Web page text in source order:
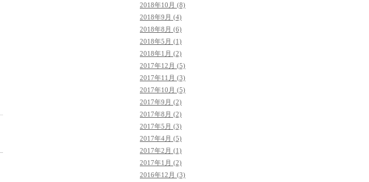
2018年10月 (8)
2018年9月 (4)
2018年8月 (6)
2018年5月 (1)
2018年1月 (2)
2017年12月 (5)
2017年11月 (3)
2017年10月 (5)
2017年9月 (2)
2017年8月 (2)
2017年5月 (3)
2017年4月 (5)
2017年2月 (1)
2017年1月 (2)
2016年12月 (3)